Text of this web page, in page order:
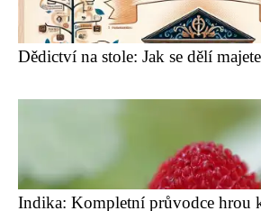
Dědictví na stole: Jak se dělí
Indika: Kompletní průvodce hrou